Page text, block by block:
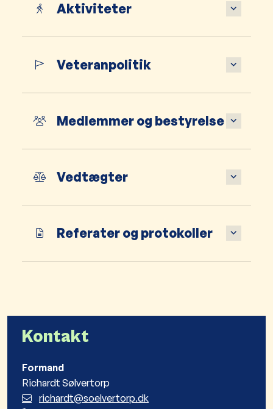
Aktiviteter
Veteranpolitik
Medlemmer og bestyrelse
Vedtægter
Referater og protokoller
Kontakt
Formand
Richardt Sølvertorp
richardt@soelvertorp.dk